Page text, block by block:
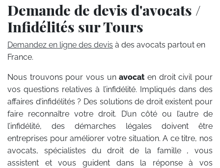
Demande de devis d'avocats /
Infidélités sur Tours
Demandez en ligne des devis à des avocats partout en
France.
Nous trouvons pour vous unavocaten droit civil pour
vos questions relatives à l’infidélité. Impliqués dans des
affaires d’infidélités ? Des solutions de droit existent pour
faire reconnaître votre droit. D’un côté ou l’autre de
l’infidélité, des démarches légales doivent être
entreprises pour améliorer votre situation. A ce titre, nos
avocats, spécialistes du droit de la famille , vous
assistent et vous guident dans la réponse à vos